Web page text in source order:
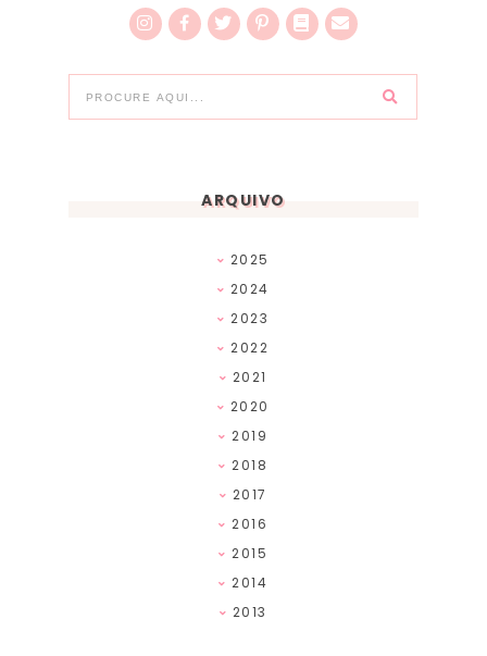
ARQUIVO
2025
2024
2023
2022
2021
2020
2019
2018
2017
2016
2015
2014
2013